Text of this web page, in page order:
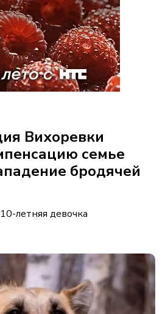
Вихоревки
семье
бродячей
летняя девочка